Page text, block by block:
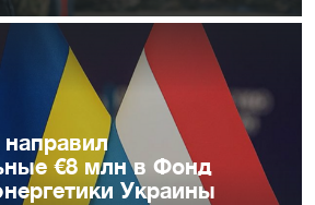
€8 млн в Фонд
Украины